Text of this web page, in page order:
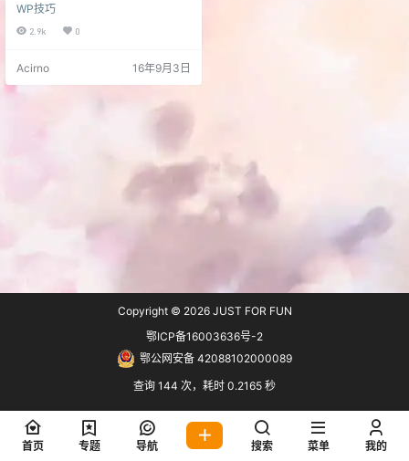
1、对于有转载的原创网页，百度会
从众多相同内容中识别出原创网
百度站长平台主动推送的原创数
据，我们在识别成功后，会在搜索
WP技巧
2.9k 0
Acirno 16年9月3日
Copyright © 2026JUST FOR FUN
鄂ICP备16003636号-2
鄂公网安备 42088102000089
查询 144 次，耗时 0.2165 秒
首页 专题 导航 搜索 菜单 我的